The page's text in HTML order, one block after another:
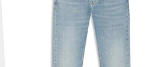
10270281